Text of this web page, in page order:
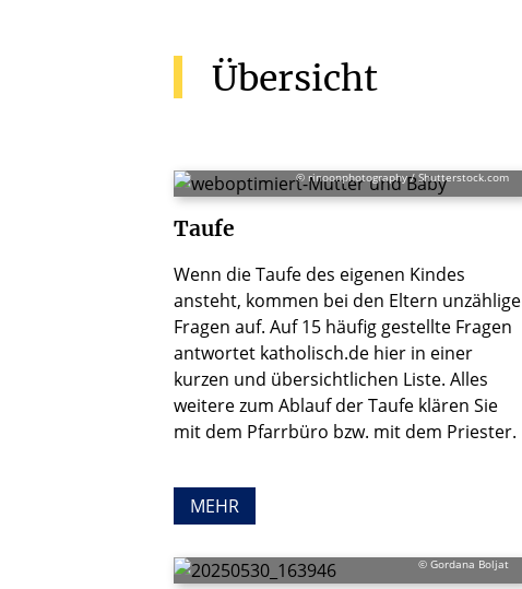
Übersicht
© rinoonphotography / Shutterstock.com
Taufe
Wenn die Taufe des eigenen Kindes
ansteht, kommen bei den Eltern unzählige
Fragen auf. Auf 15 häufig gestellte Fragen
antwortet katholisch.de hier in einer
kurzen und übersichtlichen Liste. Alles
weitere zum Ablauf der Taufe klären Sie
mit dem Pfarrbüro bzw. mit dem Priester.
MEHR
© Gordana Boljat